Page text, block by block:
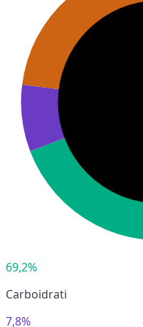
69,2%
Carboidrati
7,8%